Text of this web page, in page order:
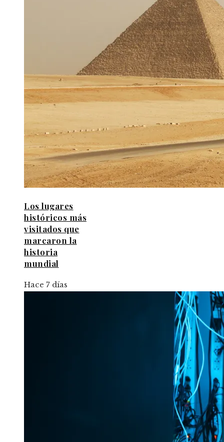
Los lugares
históricos más
visitados que
marcaron la
historia
mundial
Hace 7 días